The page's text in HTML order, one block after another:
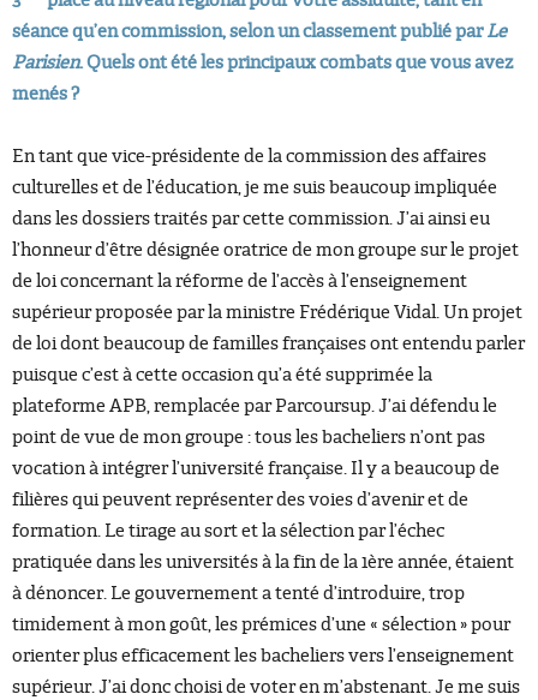
séance qu’en commission, selon un classement publié parLe
Parisien. Quels ont été les principaux combats que vous avez
menés ?
En tant que vice-présidente de la commission des affaires
culturelles et de l’éducation, je me suis beaucoup impliquée
dans les dossiers traités par cette commission. J’ai ainsi eu
l’honneur d’être désignée oratrice de mon groupe sur le projet
de loi concernant la réforme de l’accès à l’enseignement
supérieur proposée par la ministre Frédérique Vidal. Un projet
de loi dont beaucoup de familles françaises ont entendu parler
puisque c’est à cette occasion qu’a été supprimée la
plateforme APB, remplacée par Parcoursup. J’ai défendu le
point de vue de mon groupe : tous les bacheliers n’ont pas
vocation à intégrer l’université française. Il y a beaucoup de
filières qui peuvent représenter des voies d’avenir et de
formation. Le tirage au sort et la sélection par l’échec
pratiquée dans les universités à la fin de la 1ère année, étaient
à dénoncer. Le gouvernement a tenté d’introduire, trop
timidement à mon goût, les prémices d’une « sélection » pour
orienter plus efficacement les bacheliers vers l’enseignement
supérieur. J’ai donc choisi de voter en m’abstenant. Je me suis